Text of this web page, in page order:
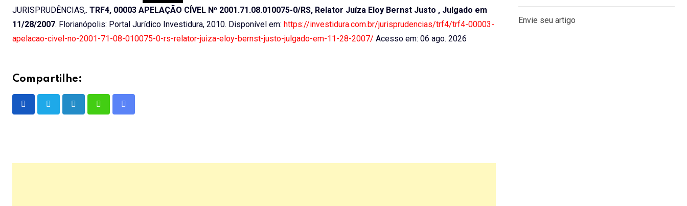
JURISPRUDÊNCIAS,. TRF4, 00003 APELAÇÃO CÍVEL Nº 2001.71.08.010075-0/RS, Relator Juíza Eloy Bernst Justo , Julgado em
11/28/2007. Florianópolis: Portal Jurídico Investidura, 2010. Disponível em: https://investidura.com.br/jurisprudencias/trf4/trf4-00003-
apelacao-civel-no-2001-71-08-010075-0-rs-relator-juiza-eloy-bernst-justo-julgado-em-11-28-2007/ Acesso em: 06 ago. 2026
Compartilhe:
LinkedInWhatsappShare
Envie seu artigo